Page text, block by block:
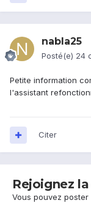
nabla25
Posté(e) 24
Petite information
l'assistant
Citer
Rejoignez
Vous pouvez